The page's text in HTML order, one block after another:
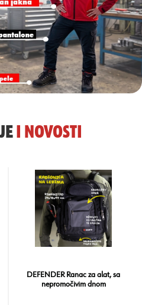
NOVOSTI
DEFENDER Ranac za alat, sa
nepromočivim dnom